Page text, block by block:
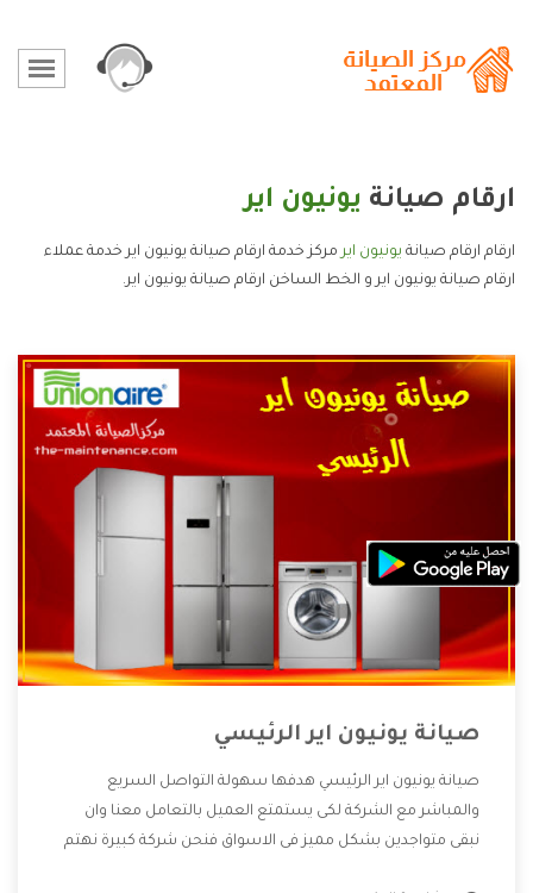
ارقام صيانة يونيون اير
ارقام ارقام صيانة يونيون ايرمركز خدمة ارقام صيانة يونيون اير خدمة عملاء
ارقام صيانة يونيون اير و الخط الساخن ارقام صيانة يونيون اير.
صيانة يونيون اير الرئيسي
صيانة يونيون اير الرئيسي هدفها سهولة التواصل السريع
والمباشر مع الشركة لكى يستمتع العميل بالتعامل معنا وان
نبقى متواجدين بشكل مميز فى الاسواق فنحن شركة كبيرة نهتم